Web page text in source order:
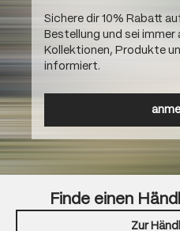
Sichere dir 10% Rabatt
Bestellung und sei immer
Kollektionen, Produkte
informiert.
Finde einen
Zur